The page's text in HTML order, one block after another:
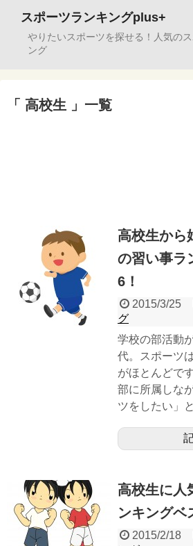
スポーツランキングplus+
やりたいスポーツを探せる！人気の
ング
高校生 一覧
高校生から
の習い事ラ
6！
2015/3/25
グ
学校の部活動
代。スポーツ
がほとんどで
部に所属しな
ツをしたい」
高校生に人
ンキングベ
2015/2/18